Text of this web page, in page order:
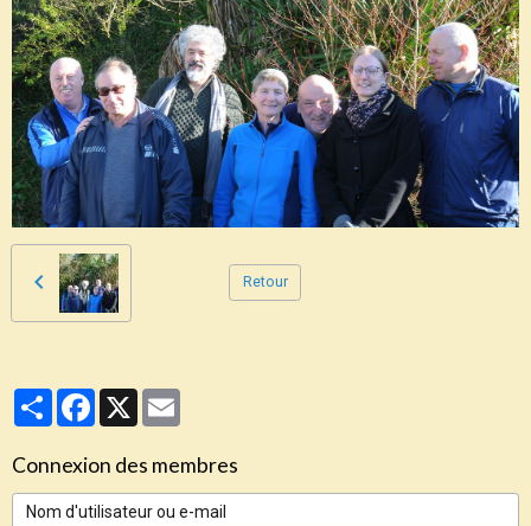
Retour
PartagerFacebook
X
Connexion des membres